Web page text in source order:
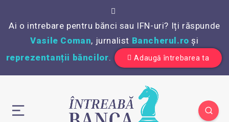
Ai o intrebare pentru bănci sau IFN-uri? Iți răspunde
Vasile Coman, jurnalist Bancherul.ro și
reprezentanții băncilor. Adaugă întrebarea ta